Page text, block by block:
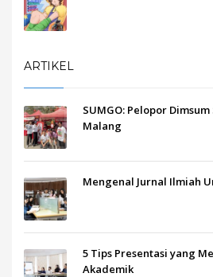
ARTIKEL
SUMGO: Pelopor
Malang
Mengenal Jurnal Ilmiah
5 Tips Presentasi yang
Akademik